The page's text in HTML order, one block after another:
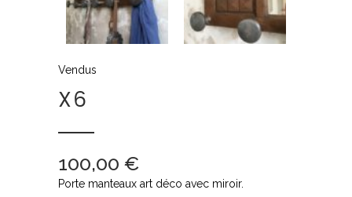
Vendus
X6
100,00 €
Porte manteaux art déco avec miroir.